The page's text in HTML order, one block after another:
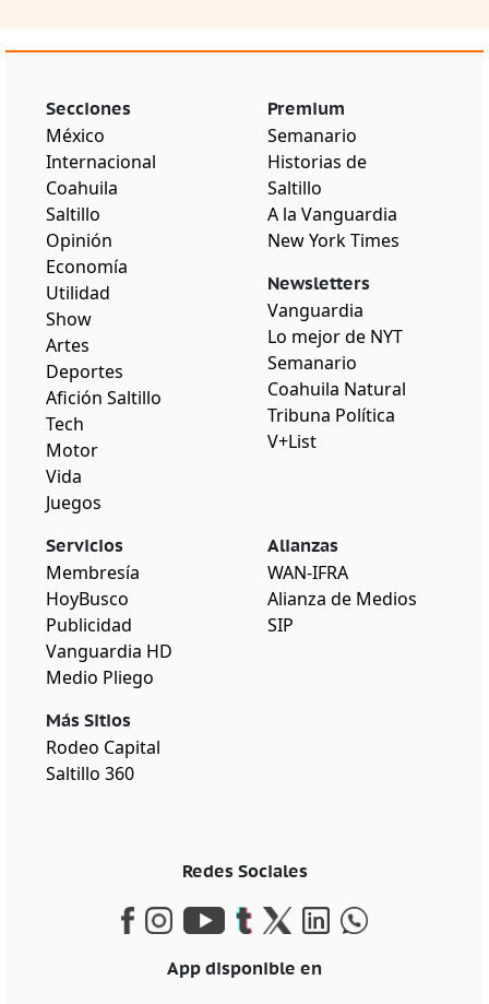
Secciones
México
Internacional
Coahuila
Saltillo
Opinión
Economía
Utilidad
Show
Artes
Deportes
Afición Saltillo
Tech
Motor
Vida
Juegos
Premium
Semanario
Historias de
Saltillo
A la Vanguardia
New York Times
Newsletters
Vanguardia
Lo mejor de NYT
Semanario
Coahuila Natural
Tribuna Política
V+List
Servicios
Membresía
HoyBusco
Publicidad
Vanguardia HD
Medio Pliego
Más Sitios
Rodeo Capital
Saltillo 360
Alianzas
WAN-IFRA
Alianza de Medios
SIP
Redes Sociales
App disponible en